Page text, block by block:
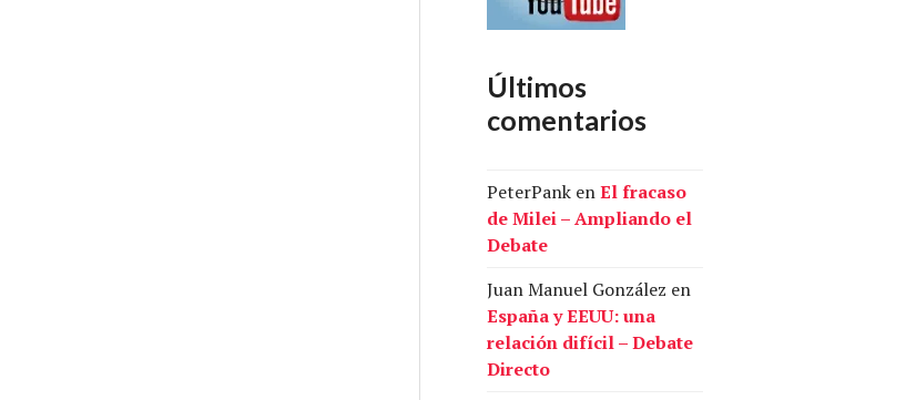
Últimos
comentarios
PeterPank enEl fracaso
de Milei – Ampliando el
Debate
Juan Manuel González en
España y EEUU: una
relación difícil – Debate
Directo